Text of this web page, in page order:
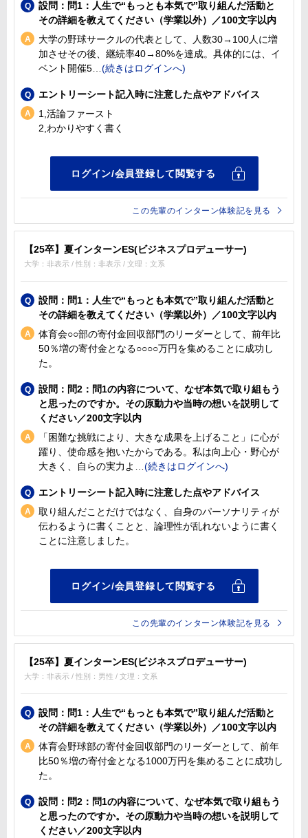
設問：問1：人生で“もっとも本気で”取り組んだ活動と
その詳細を教えてください（学業以外）／100文字以内
大学の野球サークルの代表として、人数30→100人に増
加させその後、継続率40→80%を達成。具体的には、イ
ベント開催5
エントリーシート記入時に注意した点やアドバイス
1,活論ファースト
2,わかりやすく書く
この先輩のインターン体験記を見る
【25卒】夏インターンES(ビジネスプロデューサー)
大学：非表示 / 性別：非表示 / 文理：文系
設問：問1：人生で“もっとも本気で”取り組んだ活動と
その詳細を教えてください（学業以外）／100文字以内
体育会○○部の寄付金回収部門のリーダーとして、前年比
50％増の寄付金となる○○○○万円を集めることに成功し
た。
設問：問2：問1の内容について、なぜ本気で取り組もう
と思ったのですか。その原動力や当時の想いを説明して
ください／200文字以内
「困難な挑戦により、大きな成果を上げること」に心が
躍り、使命感を抱いたからである。私は向上心・野心が
大きく、自らの実力よ
エントリーシート記入時に注意した点やアドバイス
取り組んだことだけではなく、自身のパーソナリティが
伝わるように書くことと、論理性が乱れないように書く
ことに注意しました。
この先輩のインターン体験記を見る
【25卒】夏インターンES(ビジネスプロデューサー)
大学：非表示 / 性別：男性 / 文理：文系
設問：問1：人生で“もっとも本気で”取り組んだ活動と
その詳細を教えてください（学業以外）／100文字以内
体育会野球部の寄付金回収部門のリーダーとして、前年
比50％増の寄付金となる1000万円を集めることに成功し
た。
設問：問2：問1の内容について、なぜ本気で取り組もう
と思ったのですか。その原動力や当時の想いを説明して
ください／200文字以内